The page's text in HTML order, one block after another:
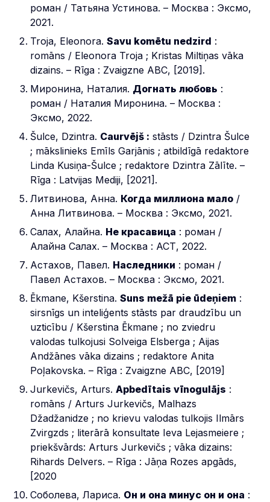
роман / Татьяна Устинова. – Москва : Эксмо,
2021.
Troja, Eleonora. Savu komētu nedzird :
romāns / Eleonora Troja ; Kristas Miltiņas vāka
dizains. – Rīga : Zvaigzne ABC, [2019].
Миронина, Наталия. Догнать любовь :
роман / Наталия Миронина. – Москва :
Эксмо, 2022.
Šulce, Dzintra. Caurvējš : stāsts / Dzintra Šulce
; mākslinieks Emīls Garjānis ; atbildīgā redaktore
Linda Kusiņa-Šulce ; redaktore Dzintra Zālīte. –
Rīga : Latvijas Mediji, [2021].
Литвинова, Анна. Когда миллиона мало /
Анна Литвинова. – Москва : Эксмо, 2021.
Салах, Алайна. Не красавица : роман /
Алайна Салах. – Москва : АСТ, 2022.
Астахов, Павел. Наследники : роман /
Павел Астахов. – Москва : Эксмо, 2021.
Ēkmane, Kšerstina. Suns mežā pie ūdeņiem :
sirsnīgs un inteliģents stāsts par draudzību un
uzticību / Kšerstina Ēkmane ; no zviedru
valodas tulkojusi Solveiga Elsberga ; Aijas
Andžānes vāka dizains ; redaktore Anita
Poļakovska. – Rīga : Zvaigzne ABC, [2019]
Jurkevičs, Arturs. Apbedītais vīnogulājs :
romāns / Arturs Jurkevičs, Malhazs
Džadžanidze ; no krievu valodas tulkojis Ilmārs
Zvirgzds ; literārā konsultate Ieva Lejasmeiere ;
priekšvārds: Arturs Jurkevičs ; vāka dizains:
Rihards Delvers. – Rīga : Jāņa Rozes apgāds,
[2020
Соболева, Лариса. Он и она минус он и она :